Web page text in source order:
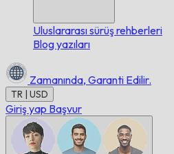
Uluslararası sürüş rehberleri
Blog yazıları
Zamanında, Garanti Edilir.
TR | USD
Giriş yap Başvur